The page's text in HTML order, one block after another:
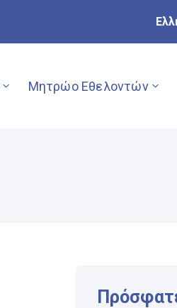
Μητρώο Εθελοντών